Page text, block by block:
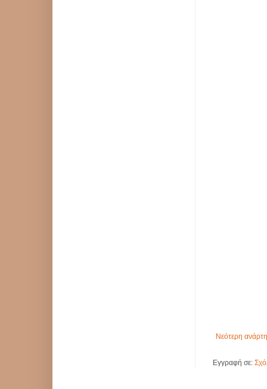
Νεότερη
Εγγραφή σε: